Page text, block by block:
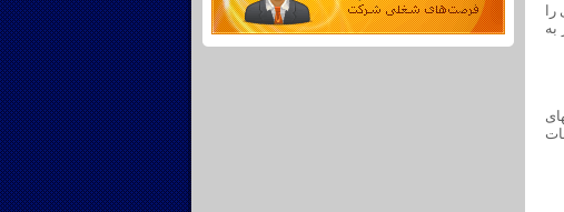
را افزایش دهید.خطاهایی همچون پیگیری 2 نفر به